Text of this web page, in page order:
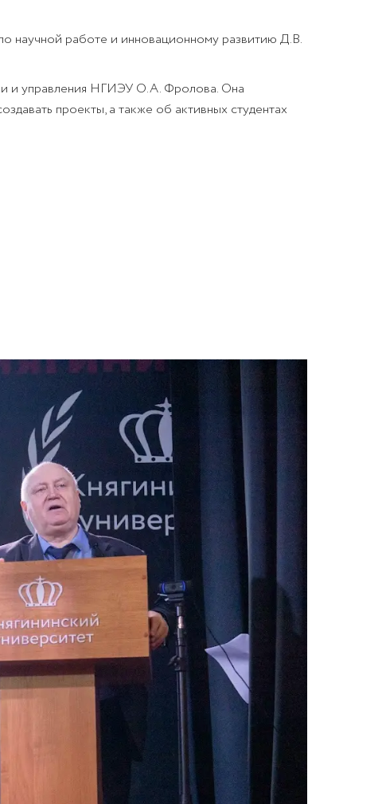
научной работе и инновационному развитию Д.В.
и управления НГИЭУ О.А. Фролова. Она
проекты, а также об активных студентах